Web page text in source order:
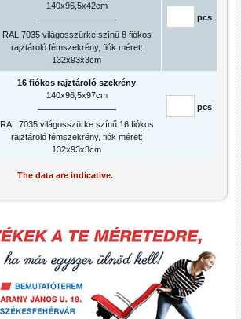
140x96,5x42cm
RAL 7035 világosszürke színű 8 fiókos
rajztároló fémszekrény, fiók méret:
132x93x3cm
pcs
16 fiókos rajztároló szekrény
140x96,5x97cm
RAL 7035 világosszürke színű 16 fiókos
rajztároló fémszekrény, fiók méret:
132x93x3cm
pcs
The data are indicative.